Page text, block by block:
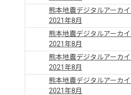
熊本地震デジタルアーカ
2021年8月
熊本地震デジタルアーカ
2021年8月
熊本地震デジタルアーカ
2021年8月
熊本地震デジタルアーカ
2021年8月